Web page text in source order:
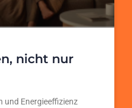
nicht nur
und Energieeffizienz